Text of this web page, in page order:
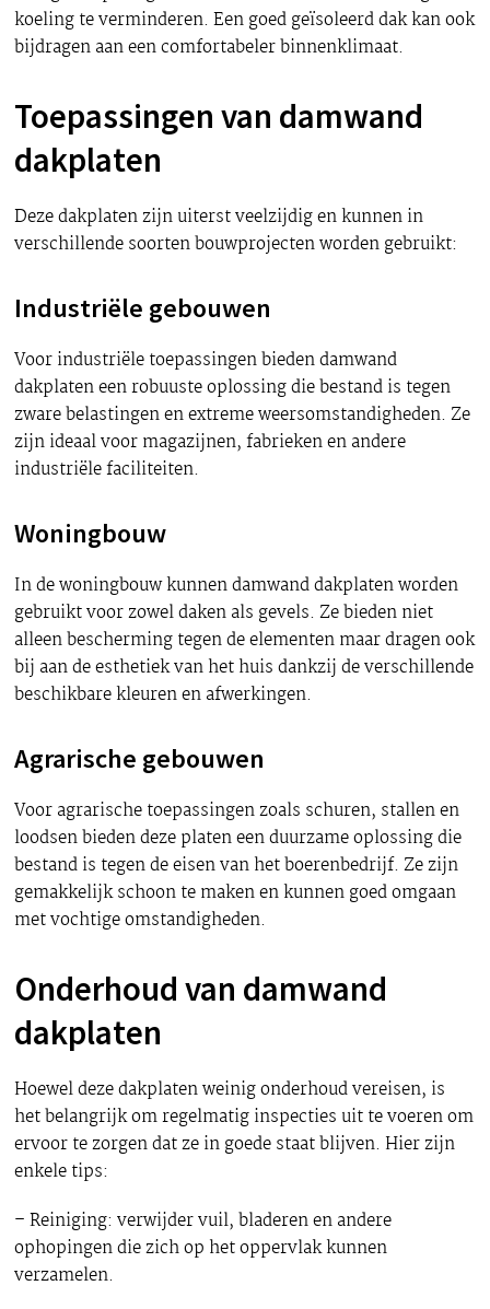
koeling te verminderen. Een goed geïsoleerd dak kan ook
bijdragen aan een comfortabeler binnenklimaat.
Toepassingen van damwand
dakplaten
Deze dakplaten zijn uiterst veelzijdig en kunnen in
verschillende soorten bouwprojecten worden gebruikt:
Industriële gebouwen
Voor industriële toepassingen bieden damwand
dakplaten een robuuste oplossing die bestand is tegen
zware belastingen en extreme weersomstandigheden. Ze
zijn ideaal voor magazijnen, fabrieken en andere
industriële faciliteiten.
Woningbouw
In de woningbouw kunnen damwand dakplaten worden
gebruikt voor zowel daken als gevels. Ze bieden niet
alleen bescherming tegen de elementen maar dragen ook
bij aan de esthetiek van het huis dankzij de verschillende
beschikbare kleuren en afwerkingen.
Agrarische gebouwen
Voor agrarische toepassingen zoals schuren, stallen en
loodsen bieden deze platen een duurzame oplossing die
bestand is tegen de eisen van het boerenbedrijf. Ze zijn
gemakkelijk schoon te maken en kunnen goed omgaan
met vochtige omstandigheden.
Onderhoud van damwand
dakplaten
Hoewel deze dakplaten weinig onderhoud vereisen, is
het belangrijk om regelmatig inspecties uit te voeren om
ervoor te zorgen dat ze in goede staat blijven. Hier zijn
enkele tips:
– Reiniging: verwijder vuil, bladeren en andere
ophopingen die zich op het oppervlak kunnen
verzamelen.